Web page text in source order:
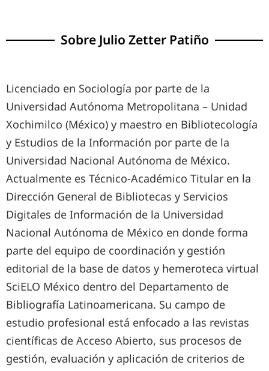
Sobre Julio Zetter Patiño
Licenciado en Sociología por parte de la
Universidad Autónoma Metropolitana – Unidad
Xochimilco (México) y maestro en Bibliotecología
y Estudios de la Información por parte de la
Universidad Nacional Autónoma de México.
Actualmente es Técnico-Académico Titular en la
Dirección General de Bibliotecas y Servicios
Digitales de Información de la Universidad
Nacional Autónoma de México en donde forma
parte del equipo de coordinación y gestión
editorial de la base de datos y hemeroteca virtual
SciELO México dentro del Departamento de
Bibliografía Latinoamericana. Su campo de
estudio profesional está enfocado a las revistas
científicas de Acceso Abierto, sus procesos de
gestión, evaluación y aplicación de criterios de